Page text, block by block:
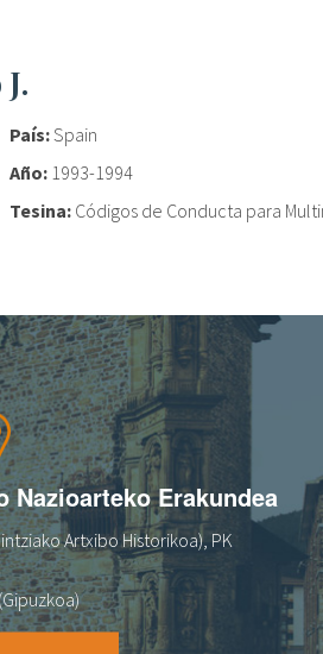
País:Spain
Año: 1993-1994
Tesina: Códigos de Conducta para
Nazioarteko Erakundea
Artxibo Historikoa), PK